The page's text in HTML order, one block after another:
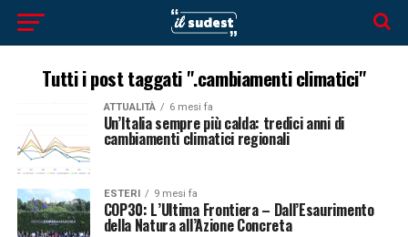
Tutti i post taggati ".cambiamenti climatici"
ATTUALITÀ 6 mesi fa
Un’Italia sempre più calda: tredici anni di
cambiamenti climatici regionali
ESTERI 9 mesi fa
COP30: L’Ultima Frontiera – Dall’Esaurimento
della Natura all’Azione Concreta